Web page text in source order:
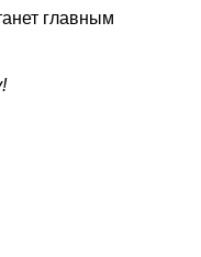
главным